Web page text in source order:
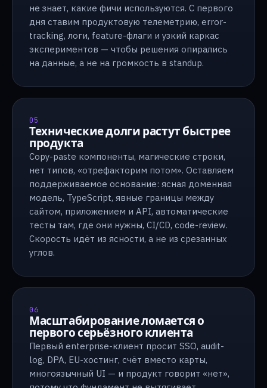
не знает, какие фичи используются. С первого
дня ставим продуктовую телеметрию, error-
tracking, логи, feature-флаги и узкий каркас
экспериментов — чтобы решения опирались
на данные, а не на громкость в standup.
05
Технические долги растут быстрее
продукта
Copy-paste компоненты, магические строки,
нет типов, «отрефакторим потом». Оставляем
поддерживаемое основание: ясная доменная
модель, TypeScript, явные границы между
сайтом, приложением и API, автоматические
тесты там, где они нужны, CI/CD, code-review.
Скорость идёт из ясности, а не из срезанных
углов.
06
Масштабирование ломается о
первого серьёзного клиента
Первый enterprise-клиент просит SSO, audit-
log, DPA, EU-хостинг, счёт вместо карты,
многоязычный UI — и продукт говорит «нет»,